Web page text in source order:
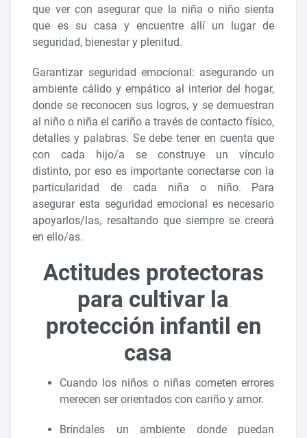
que ver con asegurar que la niña o niño sienta
que es su casa y encuentre allí un lugar de
seguridad, bienestar y plenitud.
Garantizar seguridad emocional: asegurando un
ambiente cálido y empático al interior del hogar,
donde se reconocen sus logros, y se demuestran
al niño o niña el cariño a través de contacto físico,
detalles y palabras. Se debe tener en cuenta que
con cada hijo/a se construye un vínculo
distinto, por eso es importante conectarse con la
particularidad de cada niña o niño. Para
asegurar esta seguridad emocional es necesario
apoyarlos/las, resaltando que siempre se creerá
en ello/as.
Actitudes protectoras
para cultivar la
protección infantil en
casa
Cuando los niños o niñas cometen errores
merecen ser orientados con cariño y amor.
Bríndales un ambiente donde puedan